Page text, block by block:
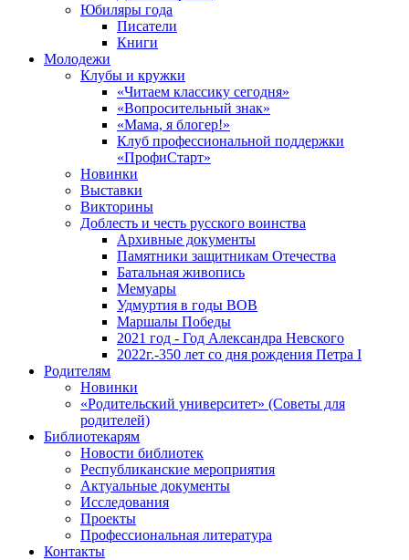
Юбиляры года
Писатели
Книги
Молодежи
Клубы и кружки
«Читаем классику сегодня»
«Вопросительный знак»
«Мама, я блогер!»
Клуб профессиональной поддержки
«ПрофиСтарт»
Новинки
Выставки
Викторины
Доблесть и честь русского воинства
Архивные документы
Памятники защитникам Отечества
Батальная живопись
Мемуары
Удмуртия в годы ВОВ
Маршалы Победы
2021 год - Год Александра Невского
2022г.-350 лет со дня рождения Петра I
Родителям
Новинки
«Родительский университет» (Советы для
родителей)
Библиотекарям
Новости библиотек
Республиканские мероприятия
Актуальные документы
Исследования
Проекты
Профессиональная литература
Контакты